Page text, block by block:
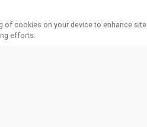
of cookies on your device to enhance site
efforts.